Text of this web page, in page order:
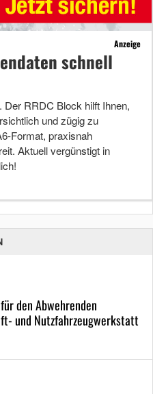
Anzeige
schnell
RRDC Block hilft Ihnen,
und zügig zu
Format, praxisnah
Aktuell vergünstigt in
den Abwehrenden
und Nutzfahrzeugwerkstatt